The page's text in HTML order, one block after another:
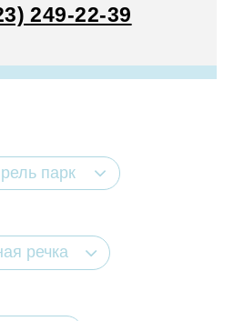
249-22-39
парк
речка